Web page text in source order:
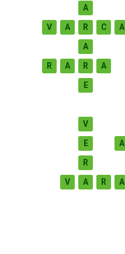
A
V A R C A
A
R A R A
E
V
E A
R
V A R A